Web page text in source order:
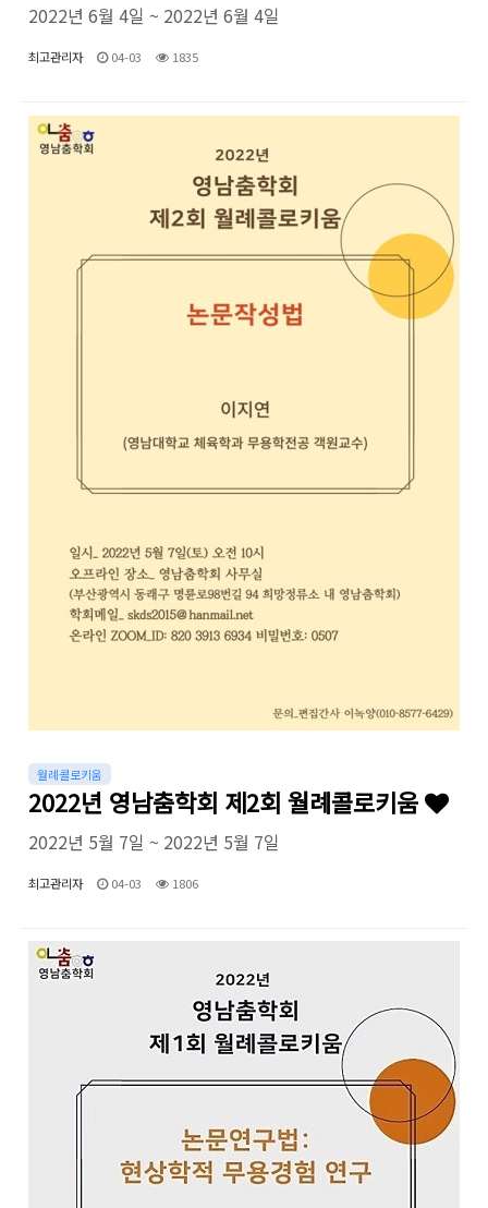
2022년 6월 4일 ~ 2022년 6월 4일
최고관리자 04-03 1835
월례콜로키움
2022년 영남춤학회 제2회 월례콜로키움
2022년 5월 7일 ~ 2022년 5월 7일
최고관리자 04-03 1806